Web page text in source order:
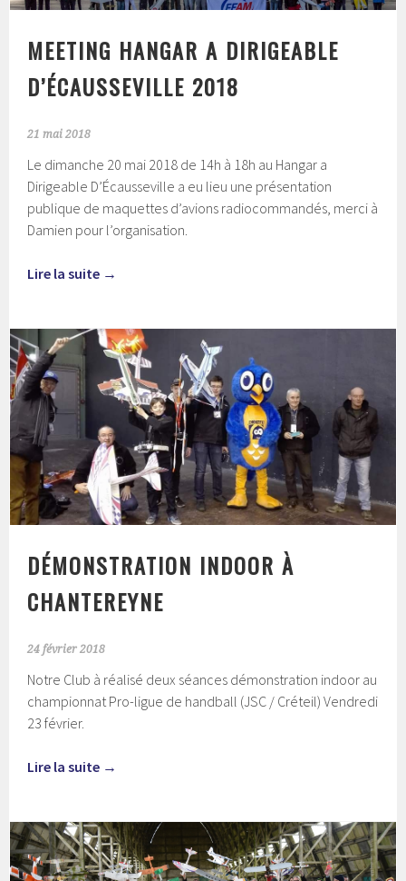
‎MEETING HANGAR A DIRIGEABLE
D’ÉCAUSSEVILLE 2018
21 mai 2018
Le dimanche 20 mai 2018 de 14h à 18h au Hangar a
Dirigeable D’Écausseville a eu lieu une présentation
publique de maquettes d’avions radiocommandés, merci à
Damien pour l’organisation.
Lire la suite →
DÉMONSTRATION INDOOR À
CHANTEREYNE
24 février 2018
Notre Club à réalisé deux séances démonstration indoor au
championnat Pro-ligue de handball (JSC / Créteil) Vendredi
23 février.
Lire la suite →